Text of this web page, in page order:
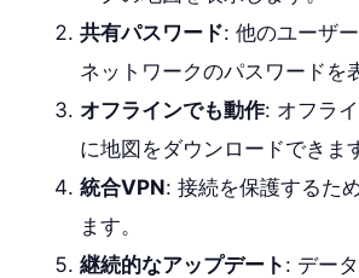
共有パスワード: 他のユーザ
ネットワークのパスワードを
オフラインでも動作: オフラ
に地図をダウンロードできま
統合VPN: 接続を保護するた
ます。
継続的なアップデート : デー